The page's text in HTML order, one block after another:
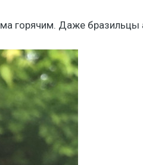
горячим. Даже бразильцы